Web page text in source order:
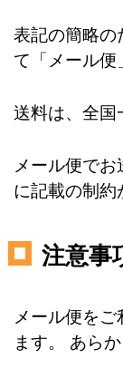
表記の簡略の
て「メール便
送料は、全国
メール便でお
に記載の制約
注意事
メール便を
ます。 あら